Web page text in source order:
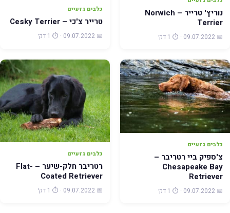
נוריץ' טרייר – Norwich
Terrier
📅 09.07.2022 · ⏱️ 1 דק׳
כלבים גזעיים
טרייר צ'כי – Cesky Terrier
📅 09.07.2022 · ⏱️ 1 דק׳
כלבים גזעיים
צ'ספיק ביי רטריבר –
Chesapeake Bay
Retriever
📅 09.07.2022 · ⏱️ 1 דק׳
כלבים גזעיים
רטריבר חלק-שיער – Flat-
Coated Retriever
📅 09.07.2022 · ⏱️ 1 דק׳